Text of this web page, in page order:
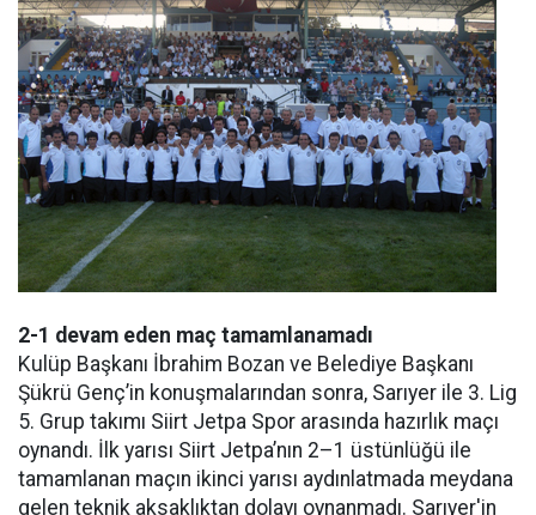
2-1 devam eden maç tamamlanamadı
Kulüp Başkanı İbrahim Bozan ve Belediye Başkanı
Şükrü Genç’in konuşmalarından sonra, Sarıyer ile 3. Lig
5. Grup takımı Siirt Jetpa Spor arasında hazırlık maçı
oynandı. İlk yarısı Siirt Jetpa’nın 2–1 üstünlüğü ile
tamamlanan maçın ikinci yarısı aydınlatmada meydana
gelen teknik aksaklıktan dolayı oynanmadı. Sarıyer'in